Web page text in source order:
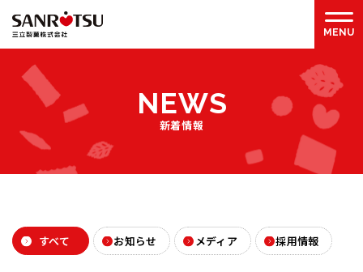
NEWS
新着情報
すべて お知らせ メディア 採用情報